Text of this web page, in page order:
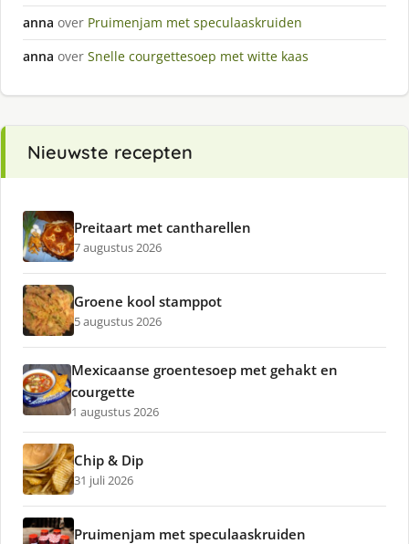
anna over Pruimenjam met speculaaskruiden
anna over Snelle courgettesoep met witte kaas
Nieuwste recepten
Preitaart met cantharellen
7 augustus 2026
Groene kool stamppot
5 augustus 2026
Mexicaanse groentesoep met gehakt en
courgette
1 augustus 2026
Chip & Dip
31 juli 2026
Pruimenjam met speculaaskruiden